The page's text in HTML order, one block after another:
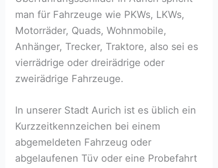
man für Fahrzeuge wie PKWs, LKWs,
Motorräder, Quads, Wohnmobile,
Anhänger, Trecker, Traktore, also sei es
vierrädrige oder dreirädrige oder
zweirädrige Fahrzeuge.
In unserer Stadt Aurich ist es üblich ein
Kurzzeitkennzeichen bei einem
abgemeldeten Fahrzeug oder
abgelaufenen Tüv oder eine Probefahrt